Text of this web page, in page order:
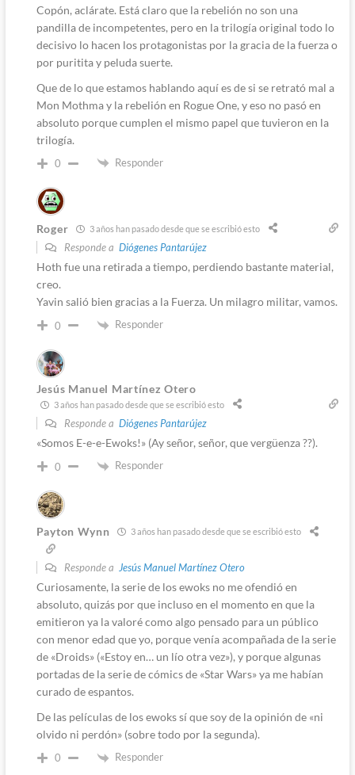
Copón, aclárate. Está claro que la rebelión no son una
pandilla de incompetentes, pero en la trilogía original todo lo
decisivo lo hacen los protagonistas por la gracia de la fuerza o
por puritita y peluda suerte.
Que de lo que estamos hablando aquí es de si se retrató mal a
Mon Mothma y la rebelión en Rogue One, y eso no pasó en
absoluto porque cumplen el mismo papel que tuvieron en la
trilogía.
0 Responder
Roger 3 años han pasado desde que se escribió esto
Responde a Diógenes Pantarújez
Hoth fue una retirada a tiempo, perdiendo bastante material,
creo.
Yavin salió bien gracias a la Fuerza. Un milagro militar, vamos.
0 Responder
Jesús Manuel Martínez Otero
3 años han pasado desde que se escribió esto
Responde a Diógenes Pantarújez
«Somos E-e-e-Ewoks!» (Ay señor, señor, que vergüenza ??).
0 Responder
Payton Wynn 3 años han pasado desde que se escribió esto
Responde a Jesús Manuel Martínez Otero
Curiosamente, la serie de los ewoks no me ofendió en
absoluto, quizás por que incluso en el momento en que la
emitieron ya la valoré como algo pensado para un público
con menor edad que yo, porque venía acompañada de la serie
de «Droids» («Estoy en… un lío otra vez»), y porque algunas
portadas de la serie de cómics de «Star Wars» ya me habían
curado de espantos.
De las películas de los ewoks sí que soy de la opinión de «ni
olvido ni perdón» (sobre todo por la segunda).
0 Responder